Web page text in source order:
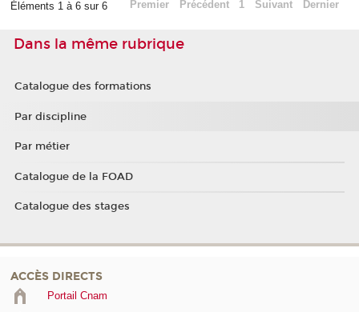
Éléments 1 à 6 sur 6 Premier Précédent 1 Suivant Dernier
Dans la même rubrique
Catalogue des formations
Par discipline
Par métier
Catalogue de la FOAD
Catalogue des stages
ACCÈS DIRECTS
Portail Cnam